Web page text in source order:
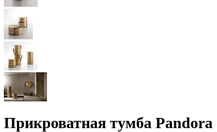
Прикроватная тумба Pandora